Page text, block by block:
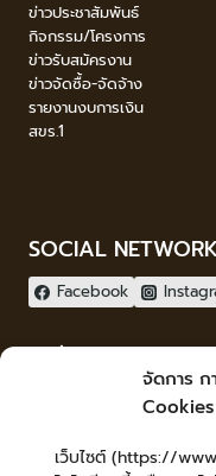
จัดการ ก
Cookies
เว็บไซต์ (https://
ข่าวประชาสัมพันธ์
กิจกรรม/โครงการ
ข่าวรับสมัครงาน
ข่าวจัดซื้อ-จัดจ้าง
รายงานงบการเงิน
สขร.1
SOCIAL
Facebook
LopburiWebdesign.com